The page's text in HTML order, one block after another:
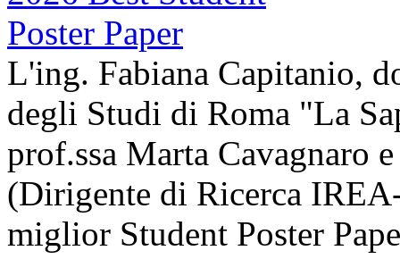
L'ing. Fabiana Capitanio,
degli Studi di Roma "La
prof.ssa Marta Cavagnaro
(Dirigente di Ricerca
miglior Student Poster